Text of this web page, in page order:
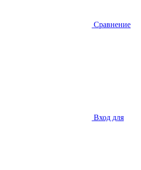
Сравнение
Вход для